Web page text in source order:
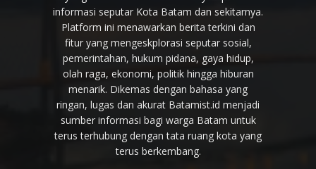
informasi seputar Kota Batam dan sekitarnya.
Platform ini menawarkan berita terkini dan
fitur yang mengeskplorasi seputar sosial,
pemerintahan, hukum pidana, gaya hidup,
olah raga, ekonomi, politik hingga hiburan
menarik. Dikemas dengan bahasa yang
ringan, lugas dan akurat Batamist.id menjadi
sumber informasi bagi warga Batam untuk
terus terhubung dengan tata ruang kota yang
terus berkembang.